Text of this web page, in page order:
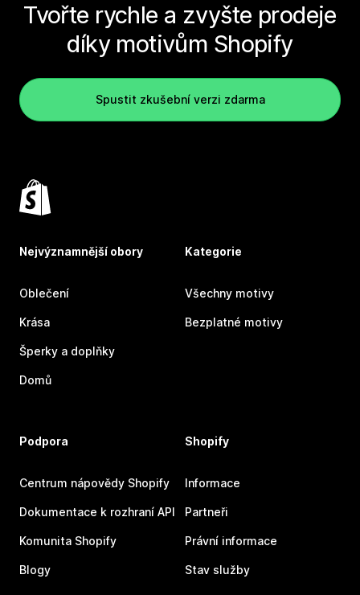
Tvořte rychle a zvyšte prodeje
díky motivům Shopify
Spustit zkušební verzi zdarma
Nejvýznamnější obory
Oblečení
Krása
Šperky a doplňky
Domů
Kategorie
Všechny motivy
Bezplatné motivy
Podpora
Centrum nápovědy Shopify
Dokumentace k rozhraní API
Komunita Shopify
Blogy
Shopify
Informace
Partneři
Právní informace
Stav služby